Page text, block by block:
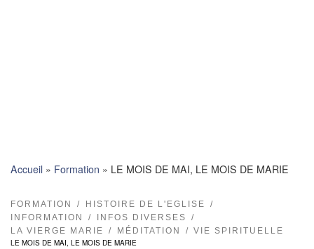
Accueil » Formation » LE MOIS DE MAI, LE MOIS DE MARIE
FORMATION
HISTOIRE DE L'EGLISE
INFORMATION
INFOS DIVERSES
LA VIERGE MARIE
MÉDITATION
VIE SPIRITUELLE
LE MOIS DE MAI, LE MOIS DE MARIE